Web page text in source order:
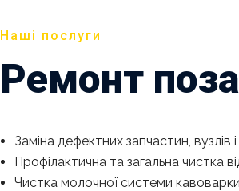
Наші послуги
Ремонт
Заміна дефектних запчастин, вузлів
Профілактична та загальна чистка
Чистка молочної системи